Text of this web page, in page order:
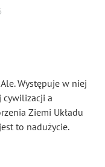
Występuje w niej
cywilizacji a
Ziemi Układu
to nadużycie.
Słońce, Ziemię,
stworzyło Układ